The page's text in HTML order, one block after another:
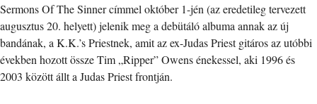
Sermons Of The Sinner címmel október 1-jén (az eredetileg tervezett
augusztus 20. helyett) jelenik meg a debütáló albuma annak az új
bandának, a K.K.’s Priestnek, amit az ex-Judas Priest gitáros az utóbbi
években hozott össze Tim „Ripper” Owens énekessel, aki 1996 és
2003 között állt a Judas Priest frontján.